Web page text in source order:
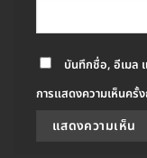
บันทึกชื่อ, อีเมล
การแสดงความเห็นครั้